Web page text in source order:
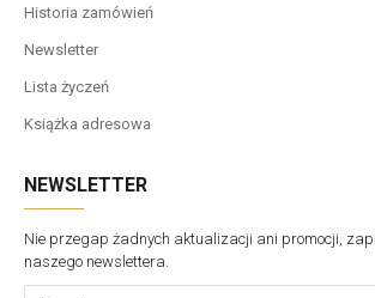
Historia zamówień
Newsletter
Lista życzeń
Książka adresowa
NEWSLETTER
Nie przegap żadnych aktualizacji ani promocji,
naszego newslettera.